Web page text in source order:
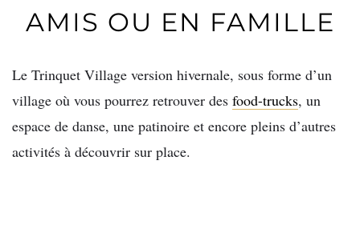
AMIS OU EN FAMILLE
Le Trinquet Village version hivernale, sous forme d’un
village où vous pourrez retrouver des food-trucks, un
espace de danse, une patinoire et encore pleins d’autres
activités à découvrir sur place.